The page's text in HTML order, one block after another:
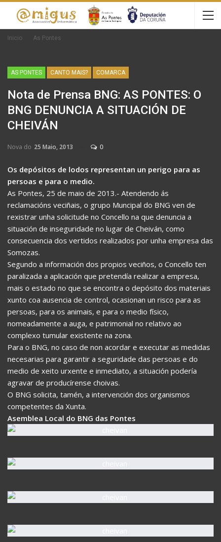
Inicio As Pontes
AS PONTES CANTO MAIS? COMARCA
Nota de Prensa BNG: AS PONTES: O
BNG DENUNCIA A SITUACIÓN DE
CHEIVÁN
Nova do 25 Maio, 2013 0
Os depósitos de lodos representan un perigo para as
persoas e para o medio.
As Pontes, 25 de maio de 2013.- Atendendo ás
reclamacións veciñais, o grupo Muncipal do BNG ven de
rexistrar unha solicitude no Concello na que denuncia a
situación de inseguridade no lugar de Cheiván, como
consecuencia dos vertidos realizados por unha empresa das
Somozas.
Segundo a información dos propios veciños, o Concello ten
paralizada a aplicación que pretendía realizar a empresa,
mais o estado no que se encontra o depósito dos materiais
xunto coa ausencia de control, ocasionan un risco para as
persoas, para os animais, e para o medio físico,
nomeadamente a auga, e patrimonial no relativo ao
complexo tumular existente na zona.
Para o BNG, no caso de non acordar e executar as medidas
necesarias para garantir a seguridade das persoas e do
medio de xeito urxente e inmediato, a situación podería
agravar de producírense choivas.
O BNG solicita, tamén, a intervención dos organismos
competentes da Xunta.
Asemblea Local do BNG das Pontes